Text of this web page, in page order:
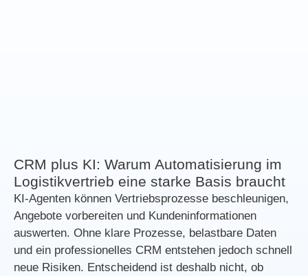
CRM plus KI: Warum Automatisierung im
Logistikvertrieb eine starke Basis braucht
KI-Agenten können Vertriebsprozesse beschleunigen,
Angebote vorbereiten und Kundeninformationen
auswerten. Ohne klare Prozesse, belastbare Daten
und ein professionelles CRM entstehen jedoch schnell
neue Risiken. Entscheidend ist deshalb nicht, ob